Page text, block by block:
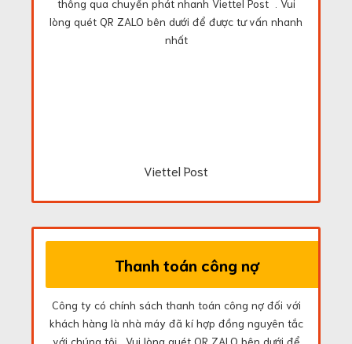
thông qua chuyển phát nhanh Viettel Post . Vui
lòng quét QR ZALO bên dưới để được tư vấn nhanh
nhất
Viettel Post
Thanh toán công nợ
Công ty có chính sách thanh toán công nợ đối với
khách hàng là nhà máy đã kí hợp đồng nguyên tắc
với chúng tôi . Vui lòng quét QR ZALO bên dưới để